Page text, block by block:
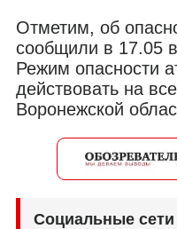
Отметим, об
сообщили в 17.05
Режим опасности
действовать на
Воронежской
Социальные сети